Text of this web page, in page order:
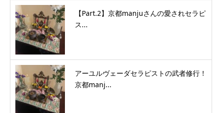
【Part.2】京都manjuさんの愛されセラピ
ス...
アーユルヴェーダセラピストの武者修行！
京都manj...